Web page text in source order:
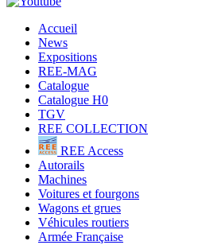
Accueil
News
Expositions
REE-MAG
Catalogue
Catalogue H0
TGV
REE COLLECTION
REE Access
Autorails
Machines
Voitures et fourgons
Wagons et grues
Véhicules routiers
Armée Française